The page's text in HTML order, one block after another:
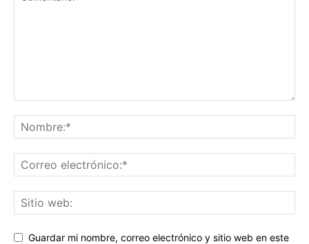
Guardar mi nombre, correo electrónico y sitio web en este